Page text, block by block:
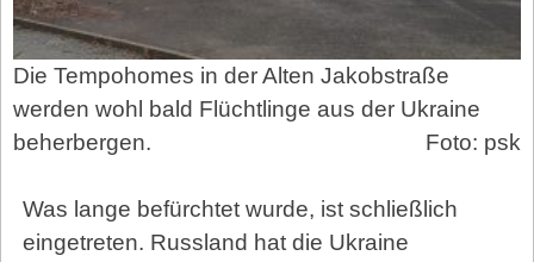
Die Tempohomes in der Alten Jakobstraße
werden wohl bald Flüchtlinge aus der Ukraine
beherbergen.
Foto: psk
Was lange befürchtet wurde, ist schließlich
eingetreten. Russland hat die Ukraine